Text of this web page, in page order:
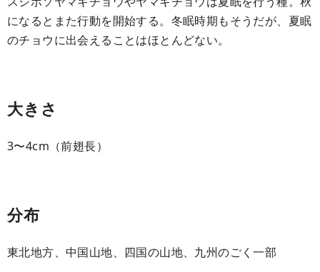
になるとまた行動を開始する。冬眠時期もそうだが、夏眠
のチョウに出会えることはほとんどない。
大きさ
3〜4cm（前翅長）
分布
東北地方、中国山地、四国の山地、九州のごく一部